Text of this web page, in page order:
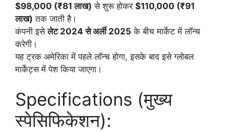
$98,000 (₹81 लाख) से शुरू होकर $110,000 (₹91
लाख) तक जाती है।
कंपनी इसेलेट 2024 से अर्ली 2025 के बीच मार्केट में लॉन्च
करेगी।
यह ट्रक अमेरिका में पहले लॉन्च होगा, इसके बाद इसे ग्लोबल
मार्केट्स में पेश किया जाएगा।
Specifications (मुख्य
स्पेसिफिकेशन):